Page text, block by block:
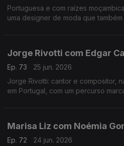
Portuguesa e com raízes
uma designer de moda que
Jorge Rivotti com Edgar
Ep. 73
25 jun. 2026
Jorge Rivotti: cantor e compositor,
em Portugal, com um percurso
Marisa Liz com Noémia
Ep. 72
24 jun. 2026